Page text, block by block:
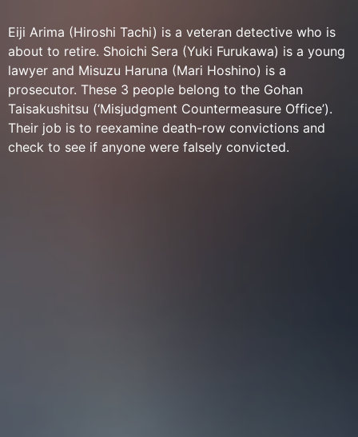
Eiji Arima (Hiroshi Tachi) is a veteran detective who is
about to retire. Shoichi Sera (Yuki Furukawa) is a young
lawyer and Misuzu Haruna (Mari Hoshino) is a
prosecutor. These 3 people belong to the Gohan
Taisakushitsu (‘Misjudgment Countermeasure Office’).
Their job is to reexamine death-row convictions and
check to see if anyone were falsely convicted.